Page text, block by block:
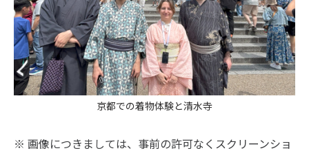
京都での着物体験と清水寺
※ 画像につきましては、事前の許可なくスクリーンショ